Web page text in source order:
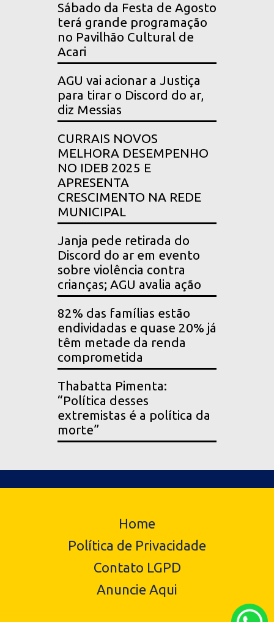
Sábado da Festa de Agosto
terá grande programação
no Pavilhão Cultural de
Acari
AGU vai acionar a Justiça
para tirar o Discord do ar,
diz Messias
CURRAIS NOVOS
MELHORA DESEMPENHO
NO IDEB 2025 E
APRESENTA
CRESCIMENTO NA REDE
MUNICIPAL
Janja pede retirada do
Discord do ar em evento
sobre violência contra
crianças; AGU avalia ação
82% das famílias estão
endividadas e quase 20% já
têm metade da renda
comprometida
Thabatta Pimenta:
“Política desses
extremistas é a política da
morte”
Home
Política de Privacidade
Contato LGPD
Anuncie Aqui